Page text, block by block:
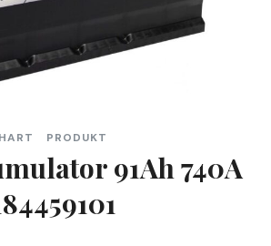
HART PRODUKT
91Ah 740A